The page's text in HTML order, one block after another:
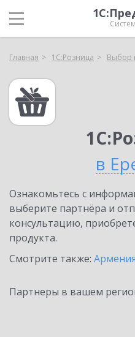
Главная 1С:Розница Выбор
в
Ознакомьтесь с
выберите партнёра и
консультацию,
продукта.
Смотрите также: Армения
Партнеры в вашем